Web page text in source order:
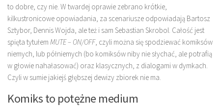
to dobre, czy nie. W twardej oprawie zebrano krótkie,
kilkustronicowe opowiadania, za scenariusze odpowiadają Bartosz
Sztybor, Dennis Wojda, ale też i sam Sebastian Skrobol. Całość jest
spięta tytułem MUTE – ON/OFF, czyli można się spodziewać komiksów
niemych, lub półniemych (bo komiksów niby nie słychać, ale potrafią
w głowie nahałasować) oraz klasycznych, z dialogami w dymkach.
Czyli w sumie jakiejś głębszej dewizy zbiorek nie ma.
Komiks to potężne medium